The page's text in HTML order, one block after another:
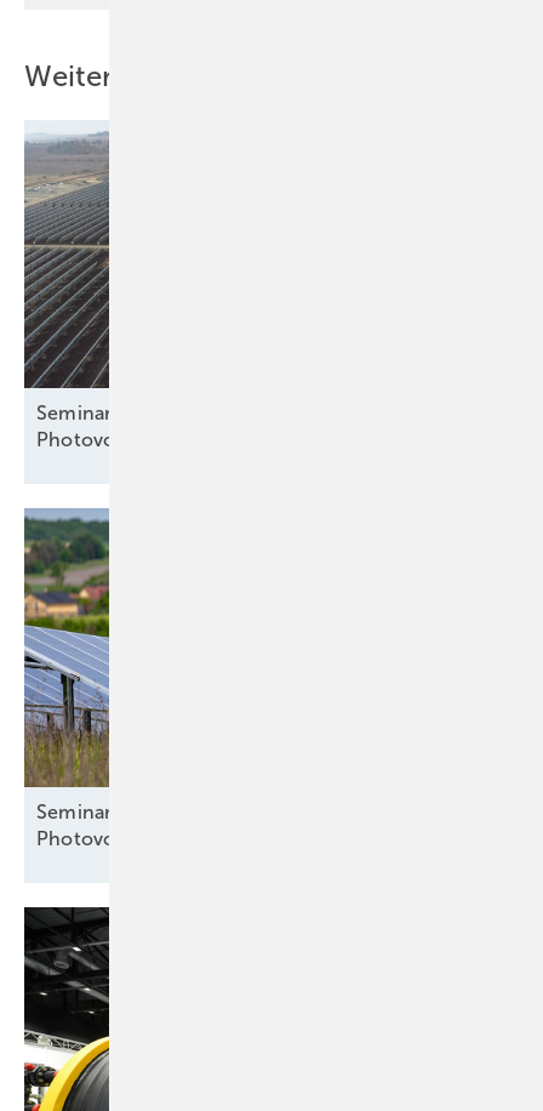
Weitere Inhalte
Seminar: Systematische Fehlersuche an
Photovoltaikanlagen
Seminar: Systematische Fehlersuche an
Photovoltaikanlagen